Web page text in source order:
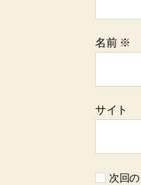
名前 ※
サイト
次回